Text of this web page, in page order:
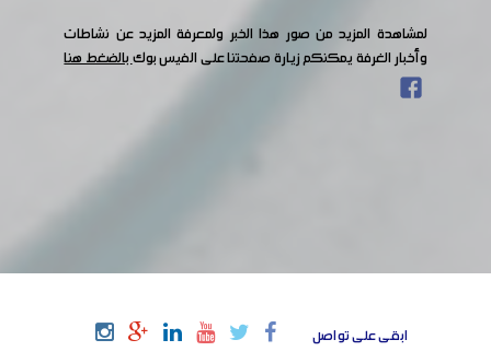
لمشاهدة المزيد من صور هذا الخبر ولمعرفة المزيد عن نشاطات
وأخبار الغرفة يمكنكم زيارة صفحتنا على الفيس بوكبالضغط هنا
ابقى على تواصل